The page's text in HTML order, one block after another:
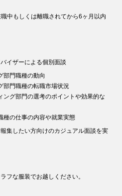
中もしくは離職されてから6ヶ月以内
イザーによる個別面談
部門職種の動向
部門職種の転職市場状況
ング部門の選考のポイントや効果的な
種の仕事の内容や就業実態
集したい方向けのカジュアル面談を実
フな服装でお越しください。